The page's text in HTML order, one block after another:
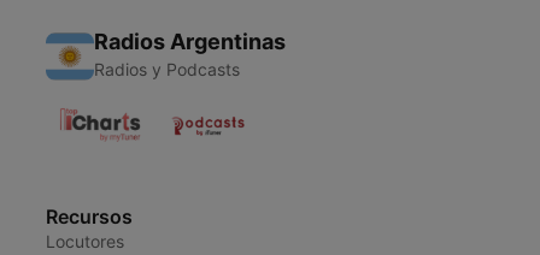
Radios Argentinas
Radios y Podcasts
Recursos
Locutores